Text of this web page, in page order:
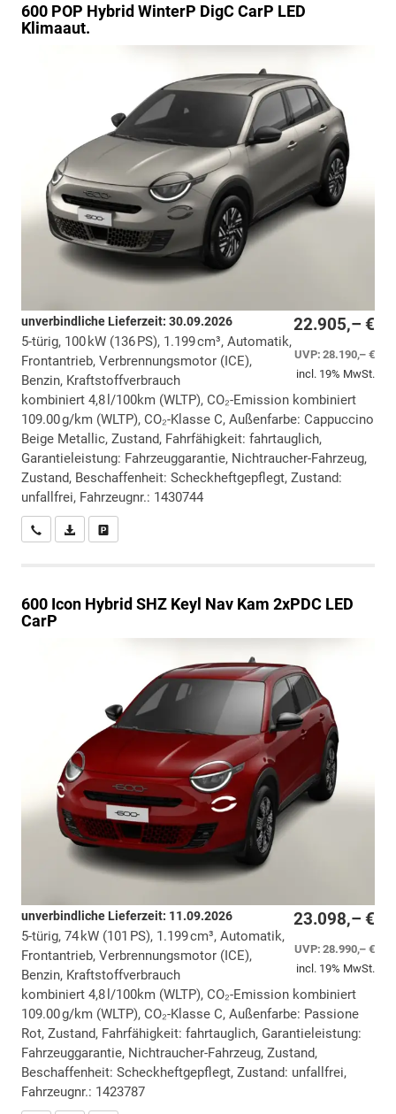
600 POP Hybrid WinterP DigC CarP LED
Klimaaut.
22.905,– €
UVP:28.190,– €
incl. 19% MwSt.
unverbindliche Lieferzeit: 30.09.2026
5-türig, 100 kW (136 PS), 1.199 cm³, Automatik,
Frontantrieb, Verbrennungsmotor (ICE),
Benzin, Kraftstoffverbrauch
kombiniert 4,8 l/100km (WLTP), CO₂-Emission kombiniert
109.00 g/km (WLTP), CO₂-Klasse C, Außenfarbe: Cappuccino
Beige Metallic, Zustand, Fahrfähigkeit: fahrtauglich,
Garantieleistung: Fahrzeuggarantie, Nichtraucher-Fahrzeug,
Zustand, Beschaffenheit: Scheckheftgepflegt, Zustand:
unfallfrei, Fahrzeugnr.: 1430744
Wir rufen Sie anPDF-Datei, Fahrzeugexposé drucken
600 Icon Hybrid SHZ Keyl Nav Kam 2xPDC LED
CarP
23.098,– €
UVP:28.990,– €
incl. 19% MwSt.
unverbindliche Lieferzeit: 11.09.2026
5-türig, 74 kW (101 PS), 1.199 cm³, Automatik,
Frontantrieb, Verbrennungsmotor (ICE),
Benzin, Kraftstoffverbrauch
kombiniert 4,8 l/100km (WLTP), CO₂-Emission kombiniert
109.00 g/km (WLTP), CO₂-Klasse C, Außenfarbe: Passione
Rot, Zustand, Fahrfähigkeit: fahrtauglich, Garantieleistung:
Fahrzeuggarantie, Nichtraucher-Fahrzeug, Zustand,
Beschaffenheit: Scheckheftgepflegt, Zustand: unfallfrei,
Fahrzeugnr.: 1423787